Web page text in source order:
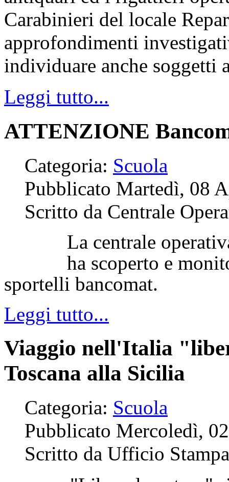
Carabinieri del locale
approfondimenti
individuare anche soggetti
Leggi tutto...
ATTENZIONE
Categoria: Scuola
Pubblicato Martedì, 08
Scritto da Centrale
La centrale
ha scoperto e
sportelli bancomat.
Leggi tutto...
Viaggio nell'Italia
Toscana alla Sicilia
Categoria: Scuola
Pubblicato Mercoledì,
Scritto da Ufficio